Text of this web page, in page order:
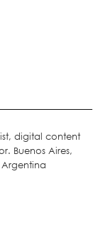
digital content
Buenos Aires,
Argentina